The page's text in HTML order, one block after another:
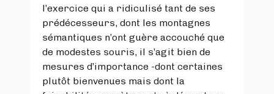
l’exercice qui a ridiculisé tant de ses
prédécesseurs, dont les montagnes
sémantiques n’ont guère accouché que
de modestes souris, il s’agit bien de
mesures d’importance -dont certaines
plutôt bienvenues mais dont la